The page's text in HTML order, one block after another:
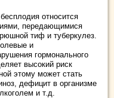
относится
передающимися
тиф и туберкулез.
и
гормонального
высокий риск
этому может стать
дефицит в организме
и т.д.